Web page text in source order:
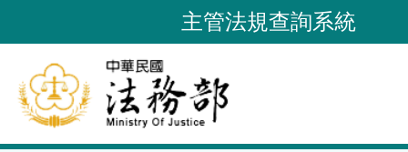
到
要
內
主管法規查詢系統